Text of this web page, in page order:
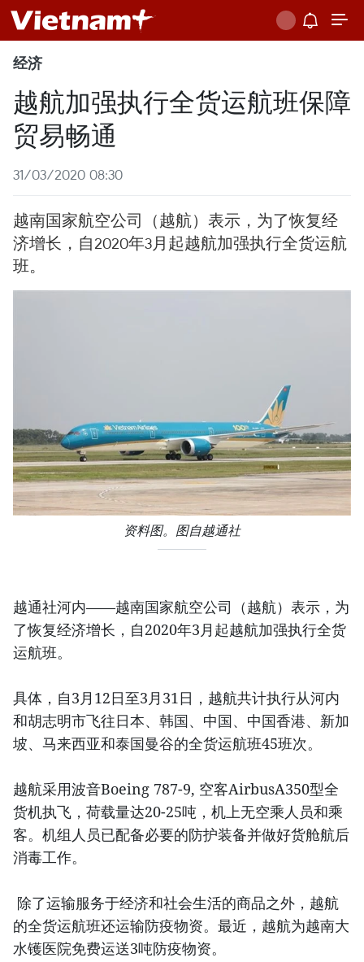
经济
越航加强执行全货运航班保障
贸易畅通
31/03/2020 08:30
越南国家航空公司（越航）表示，为了恢复经
济增长，自2020年3月起越航加强执行全货运航
班。
资料图。图自越通社
越通社河内——越南国家航空公司（越航）表示，为
了恢复经济增长，自2020年3月起越航加强执行全货
运航班。
具体，自3月12日至3月31日，越航共计执行从河内
和胡志明市飞往日本、韩国、中国、中国香港、新加
坡、马来西亚和泰国曼谷的全货运航班45班次。
越航采用波音Boeing 787-9, 空客AirbusA350型全
货机执飞，荷载量达20-25吨，机上无空乘人员和乘
客。机组人员已配备必要的防护装备并做好货舱航后
消毒工作。
除了运输服务于经济和社会生活的商品之外，越航
的全货运航班还运输防疫物资。最近，越航为越南大
水镬医院免费运送3吨防疫物资。